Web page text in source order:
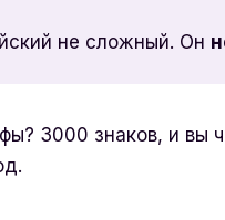
не сложный. Он
3000 знаков, и вы